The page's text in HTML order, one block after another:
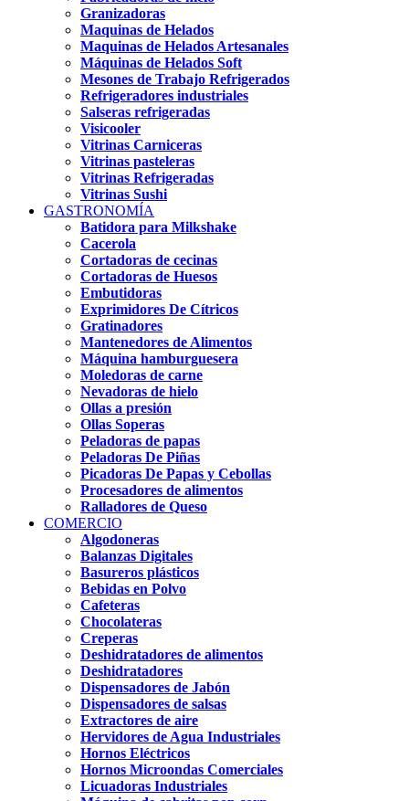
Granizadoras
Maquinas de Helados
Maquinas de Helados Artesanales
Máquinas de Helados Soft
Mesones de Trabajo Refrigerados
Refrigeradores industriales
Salseras refrigeradas
Visicooler
Vitrinas Carniceras
Vitrinas pasteleras
Vitrinas Refrigeradas
Vitrinas Sushi
GASTRONOMÍA
Batidora para Milkshake
Cacerola
Cortadoras de cecinas
Cortadoras de Huesos
Embutidoras
Exprimidores De Cítricos
Gratinadores
Mantenedores de Alimentos
Máquina hamburguesera
Moledoras de carne
Nevadoras de hielo
Ollas a presión
Ollas Soperas
Peladoras de papas
Peladoras De Piñas
Picadoras De Papas y Cebollas
Procesadores de alimentos
Ralladores de Queso
COMERCIO
Algodoneras
Balanzas Digitales
Basureros plásticos
Bebidas en Polvo
Cafeteras
Chocolateras
Creperas
Deshidratadores de alimentos
Deshidratadores
Dispensadores de Jabón
Dispensadores de salsas
Extractores de aire
Hervidores de Agua Industriales
Hornos Eléctricos
Hornos Microondas Comerciales
Licuadoras Industriales